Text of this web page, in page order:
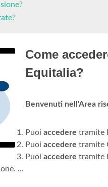
Come
Equitalia?
Benvenuti nell'Area
Puoi accedere tramite
Puoi accedere tramite
Puoi accedere tramite
...